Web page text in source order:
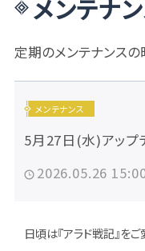
メンテナ
定期のメンテナンス
メンテナンス
5月27日(水)アップ
2026.05.26
日頃は『アラド戦記』を